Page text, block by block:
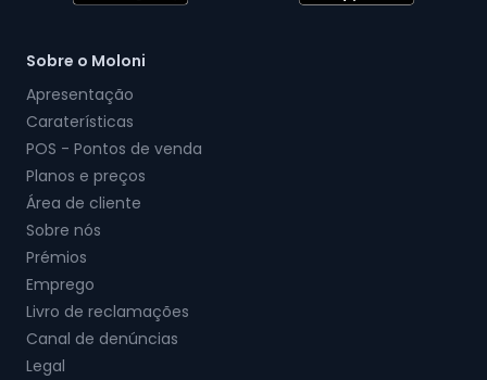
Sobre o Moloni
Apresentação
Caraterísticas
POS - Pontos de venda
Planos e preços
Área de cliente
Sobre nós
Prémios
Emprego
Livro de reclamações
Canal de denúncias
Legal